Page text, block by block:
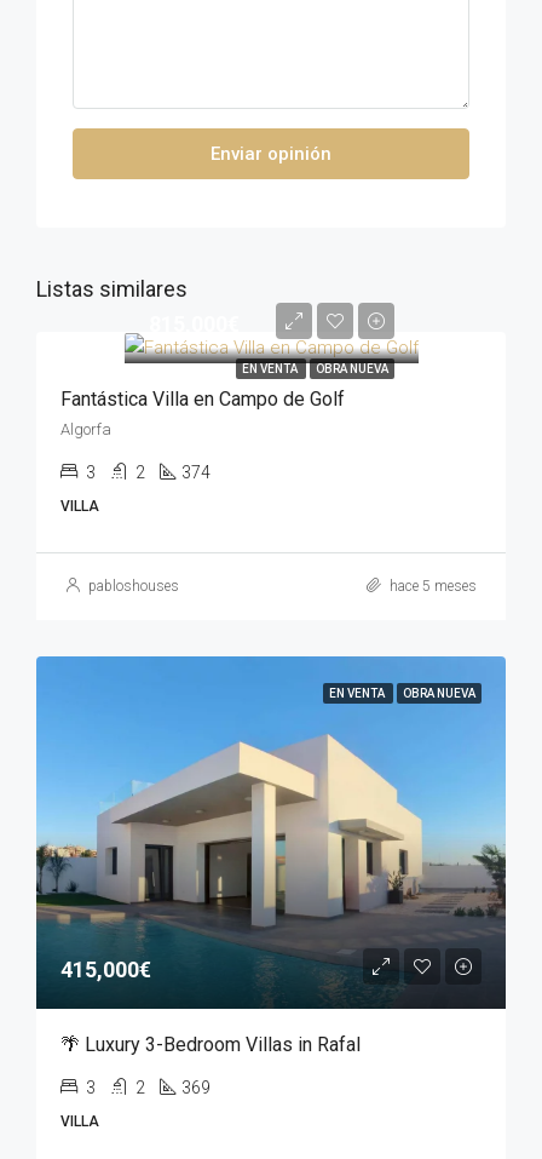
Enviar opinión
Listas similares
EN VENTA OBRA NUEVA
Fantástica Villa en Campo de Golf
Algorfa
3 2 374
VILLA
pabloshouses hace 5 meses
EN VENTA OBRA NUEVA
415,000€
🌴 Luxury 3-Bedroom Villas in Rafal
3 2 369
VILLA